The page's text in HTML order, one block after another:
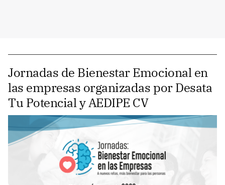
Jornadas de Bienestar Emocional en
las empresas organizadas por Desata
Tu Potencial y AEDIPE CV